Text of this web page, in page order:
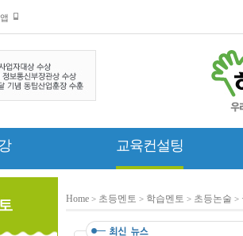
교육컨설팅
Home > 초등멘토 > 학습멘토 > 초등논술 >